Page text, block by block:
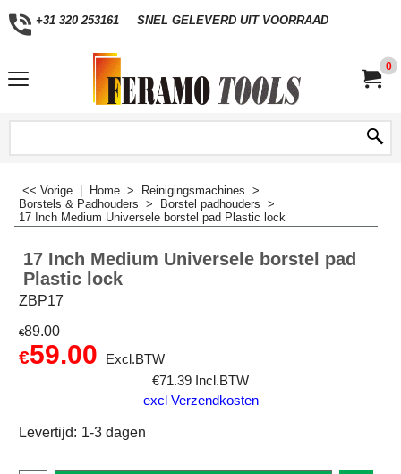
+31 320 253161 SNEL GELEVERD UIT VOORRAAD
0
<< Vorige Home > Reinigingsmachines >
Borstels & Padhouders > Borstel padhouders >
17 Inch Medium Universele borstel pad Plastic lock
17 Inch Medium Universele borstel pad
Plastic lock
ZBP17
€89.00
€59.00
Excl.BTW
€71.39 Incl.BTW
excl Verzendkosten
Levertijd: 1-3 dagen